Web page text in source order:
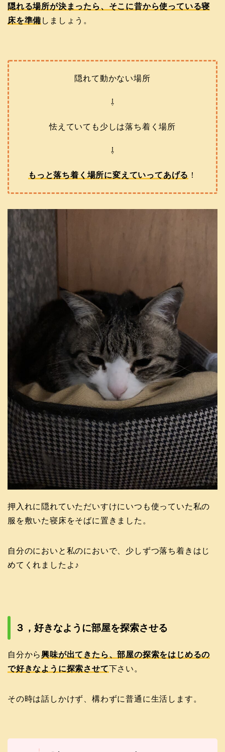
隠れる場所が決まったら、そこに昔から使っている寝
床を準備しましょう。
隠れて動かない場所
⇩
怯えていても少しは落ち着く場所
⇩
もっと落ち着く場所に変えていってあげる ！
押入れに隠れていただいすけにいつも使っていた私の
服を敷いた寝床をそばに置きました。
自分のにおいと私のにおいで、少しずつ落ち着きはじ
めてくれましたよ♪
３，好きなように部屋を探索させる
自分から興味が出てきたら、部屋の探索をはじめるの
で好きなように探索させて下さい。
その時は話しかけず、構わずに普通に生活します。